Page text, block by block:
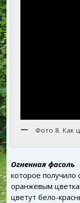
Фото 8. Как
Огненная фасоль
которое получило
оранжевым
цветут бело-